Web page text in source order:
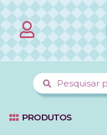
PRODUTOS